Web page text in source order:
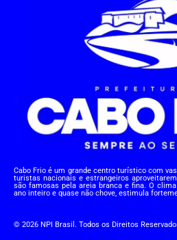
Cabo Frio é um grande centro turístico com
turistas nacionais e estrangeiros
são famosas pela areia branca e fina. O
ano inteiro e quase não chove, estimula
© 2026 NPI Brasil. Todos os Direitos